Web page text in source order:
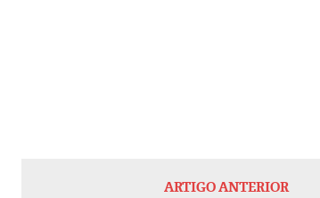
ARTIGO ANTERIOR